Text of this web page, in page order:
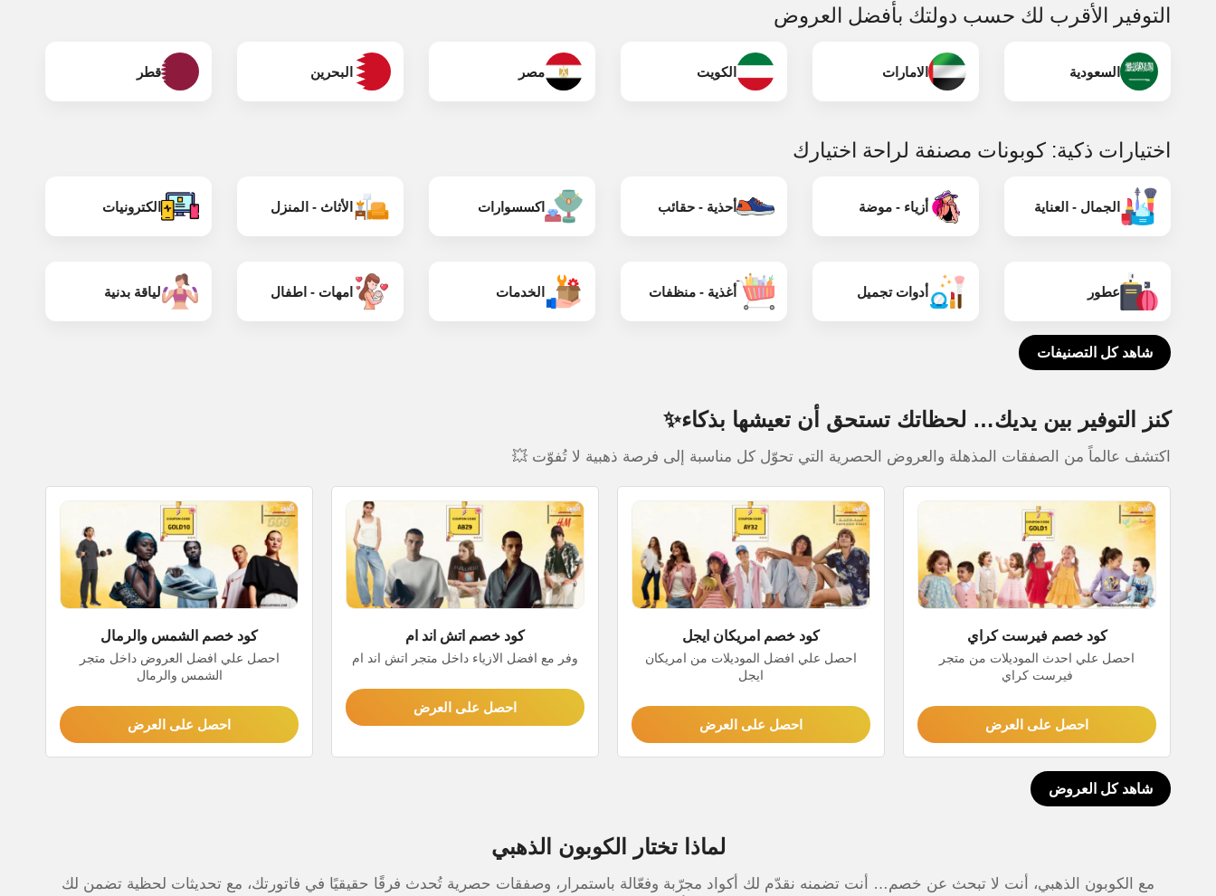
التوفير الأقرب لك حسب دولتك بأفضل العروض
السعودية الامارات الكويت مصر البحرين قطر
اختيارات ذكية: كوبونات مصنفة لراحة اختيارك
الجمال - العناية أزياء - موضة أحذية - حقائب اكسسوارات الأثاث - المنزل الكترونيات
عطور أدوات تجميل أغذية - منظفات الخدمات امهات - اطفال لياقة بدنية
شاهد كل التصنيفات
كنز التوفير بين يديك… لحظاتك تستحق أن تعيشها بذكاء✨
اكتشف عالماً من الصفقات المذهلة والعروض الحصرية التي تحوّل كل مناسبة إلى فرصة ذهبية لا تُفوّت 💥
كود خصم فيرست كراي
احصل علي احدث الموديلات من متجر
فيرست كراي
احصل على العرض
كود خصم امريكان ايجل
احصل علي افضل الموديلات من امريكان
ايجل
احصل على العرض
كود خصم اتش اند ام
وفر مع افضل الازياء داخل متجر اتش اند ام
احصل على العرض
كود خصم الشمس والرمال
احصل علي افضل العروض داخل متجر
الشمس والرمال
احصل على العرض
شاهد كل العروض
لماذا تختار الكوبون الذهبي
مع الكوبون الذهبي، أنت لا تبحث عن خصم… أنت تضمنه نقدّم لك أكواد مجرّبة وفعّالة باستمرار، وصفقات حصرية تُحدث فرقًا حقيقيًا في فاتورتك، مع تحديثات لحظية تضمن لك